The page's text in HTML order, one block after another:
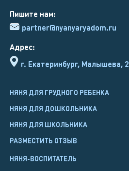
Адрес:
г. Екатеринбург, Малышева,
НЯНЯ ДЛЯ ГРУДНОГО РЕБЕНКА
НЯНЯ ДЛЯ ДОШКОЛЬНИКА
НЯНЯ ДЛЯ ШКОЛЬНИКА
РАЗМЕСТИТЬ ОТЗЫВ
Пишите нам:
partner@nyanyaryadom.ru
НЯНЯ-ВОСПИТАТЕЛЬ